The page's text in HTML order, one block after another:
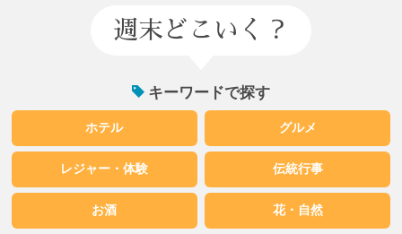
週末どこいく？
キーワードで探す
ホテル グルメ
レジャー・体験 伝統行事
お酒 花・自然